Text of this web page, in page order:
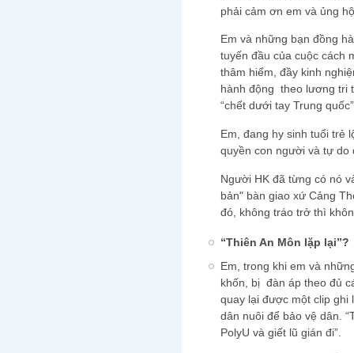
phải cảm ơn em và ủng
Em và những bạn đồng
tuyến đầu của cuộc cách
thâm hiểm, đầy kinh
hành động theo lương tri
“chết dưới tay Trung
Em, đang hy sinh tuổi trẻ
quyền con người và tự do
Người HK đã từng có nó
bản" bàn giao xứ Cảng
đó, không tráo trở thì
“Thiên An Môn lặp lại”?
Em, trong khi em và
khốn, bị đàn áp theo đủ
quay lại được một clip ghi
dân nuôi để bảo vệ dân.
PolyU và giết lũ gián đi”.